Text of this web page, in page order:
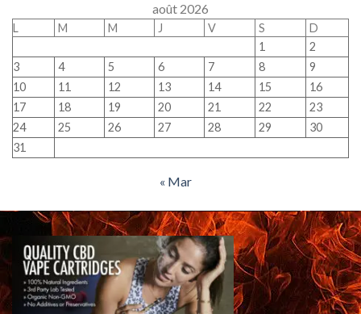
août 2026
L M M J V S
D
1
2
3
4 5 6 7 8
9
10
11 12 13 14 15
16
17
18 19 20 21 22
23
24
25 26 27 28 29
30
31
« Mar